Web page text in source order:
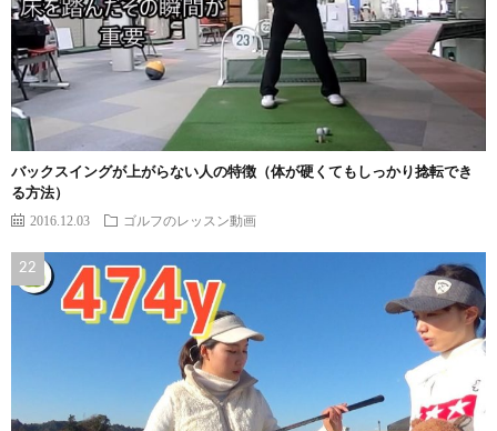
バックスイングが上がらない人の特徴（体が硬くてもしっかり捻転でき
る方法）
2016.12.03 ゴルフのレッスン動画